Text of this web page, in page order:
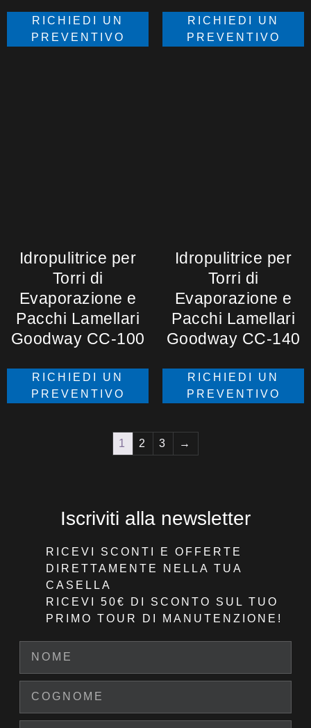
RICHIEDI UN
PREVENTIVO
RICHIEDI UN
PREVENTIVO
Idropulitrice per
Torri di
Evaporazione e
Pacchi Lamellari
Goodway CC-100
RICHIEDI UN
PREVENTIVO
Idropulitrice per
Torri di
Evaporazione e
Pacchi Lamellari
Goodway CC-140
RICHIEDI UN
PREVENTIVO
1 2 3 →
Iscriviti alla newsletter
RICEVI SCONTI E OFFERTE
DIRETTAMENTE NELLA TUA
CASELLA
RICEVI 50€ DI SCONTO
SUL TUO
PRIMO TOUR DI MANUTENZIONE!